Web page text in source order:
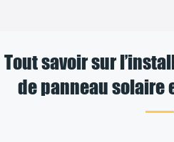
Tout savoir sur
de panneau solaire